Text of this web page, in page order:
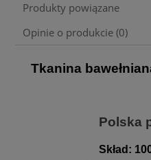
Produkty powiązane
Opinie o produkcie (0)
Tkanina
Polska
Skład: